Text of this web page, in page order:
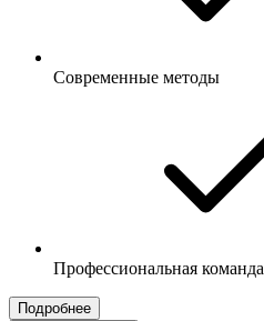
Современные методы
Профессиональная команда
Подробнее